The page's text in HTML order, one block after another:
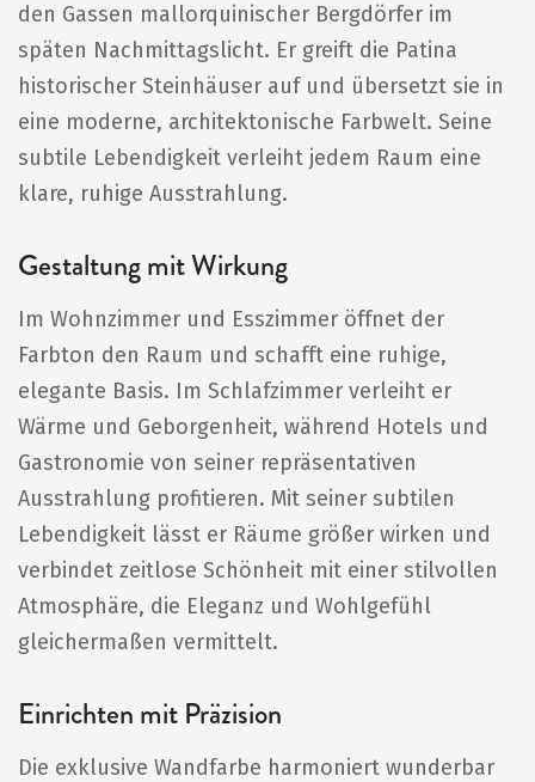
den Gassen mallorquinischer Bergdörfer im
späten Nachmittagslicht. Er greift die Patina
historischer Steinhäuser auf und übersetzt sie in
eine moderne, architektonische Farbwelt. Seine
subtile Lebendigkeit verleiht jedem Raum eine
klare, ruhige Ausstrahlung.
Gestaltung mit Wirkung
Im Wohnzimmer und Esszimmer öffnet der
Farbton den Raum und schafft eine ruhige,
elegante Basis. Im Schlafzimmer verleiht er
Wärme und Geborgenheit, während Hotels und
Gastronomie von seiner repräsentativen
Ausstrahlung profitieren. Mit seiner subtilen
Lebendigkeit lässt er Räume größer wirken und
verbindet zeitlose Schönheit mit einer stilvollen
Atmosphäre, die Eleganz und Wohlgefühl
gleichermaßen vermittelt.
Einrichten mit Präzision
Die exklusive Wandfarbe harmoniert wunderbar